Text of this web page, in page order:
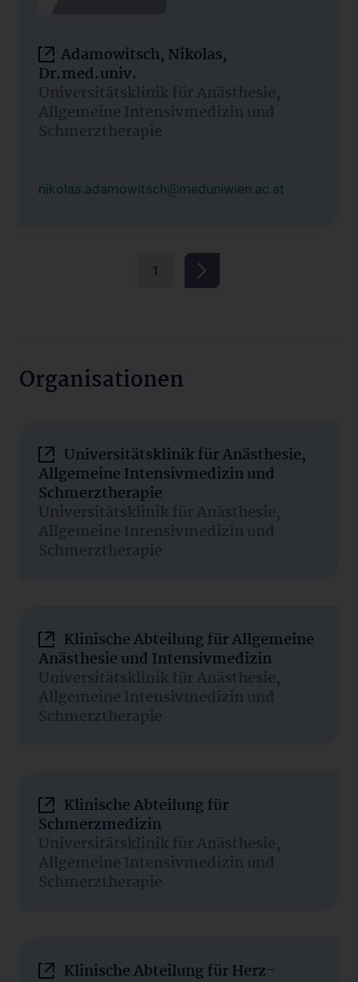
Adamowitsch, Nikolas,
Dr.med.univ.
Universitätsklinik für Anästhesie,
Allgemeine Intensivmedizin und
Schmerztherapie
nikolas.adamowitsch@meduniwien.ac.at
1
Organisationen
Universitätsklinik für Anästhesie,
Allgemeine Intensivmedizin und
Schmerztherapie
Universitätsklinik für Anästhesie,
Allgemeine Intensivmedizin und
Schmerztherapie
Klinische Abteilung für Allgemeine
Anästhesie und Intensivmedizin
Universitätsklinik für Anästhesie,
Allgemeine Intensivmedizin und
Schmerztherapie
Klinische Abteilung für
Schmerzmedizin
Universitätsklinik für Anästhesie,
Allgemeine Intensivmedizin und
Schmerztherapie
Klinische Abteilung für Herz-